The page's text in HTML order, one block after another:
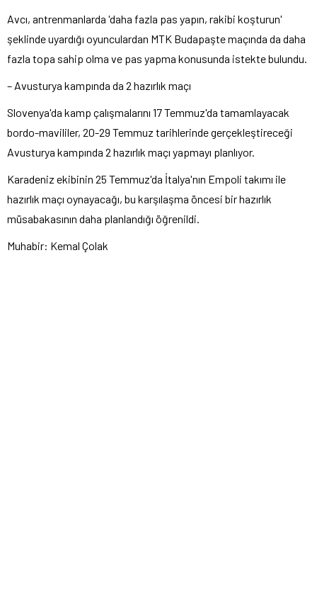
Avcı, antrenmanlarda 'daha fazla pas yapın, rakibi koşturun'
şeklinde uyardığı oyunculardan MTK Budapaşte maçında da daha
fazla topa sahip olma ve pas yapma konusunda istekte bulundu.
– Avusturya kampında da 2 hazırlık maçı
Slovenya'da kamp çalışmalarını 17 Temmuz'da tamamlayacak
bordo-mavililer, 20-29 Temmuz tarihlerinde gerçekleştireceği
Avusturya kampında 2 hazırlık maçı yapmayı planlıyor.
Karadeniz ekibinin 25 Temmuz'da İtalya'nın Empoli takımı ile
hazırlık maçı oynayacağı, bu karşılaşma öncesi bir hazırlık
müsabakasının daha planlandığı öğrenildi.
Muhabir: Kemal Çolak